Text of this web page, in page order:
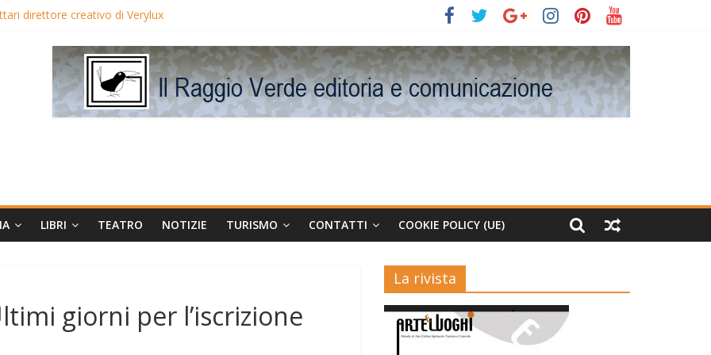
direttore creativo di Verylux
Edwards in proiezione per i LunedìLùmière
la regista Liliana Cavani e Tomas Milian
Avis
LIBRI TEATRO NOTIZIE TURISMO CONTATTI COOKIE POLICY (UE)
giorni per l’iscrizione
La rivista